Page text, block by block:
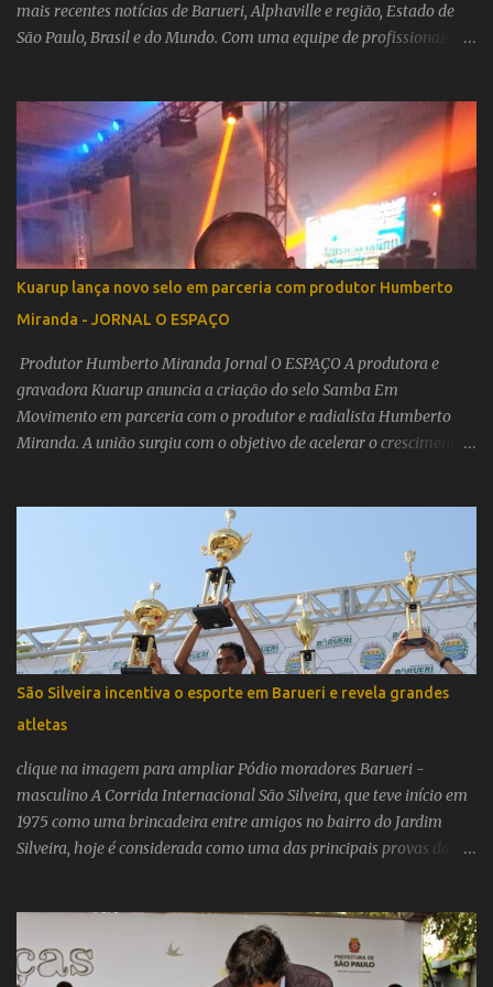
mais recentes notícias de Barueri, Alphaville e região, Estado de
São Paulo, Brasil e do Mundo. Com uma equipe de profissionais
por sua responsabilidade nas informações que transmite. Nosso
jornal é um veículo completo que aborda temas como política,
cultura, ciência, esportes, lazer, natureza e muito mais. Com
matérias exclusivas, colunistas renomados e páginas repletas de
novidades, o Jornal O ESPAÇO é o mais lido da região e está
sempre a serviço do Brasil. Nosso compromisso com o leitor é o
que nos torna um jornal verdadeiro e confiável. Todas as nossas
matérias são cuidadosamente apuradas e nossos colunistas
trazem opiniões embasadas e relevantes sobre os temas mais
importantes do momento. Além disso, nossa equipe editorial é
composta po...
Kuarup lança novo selo em parceria com produtor Humberto
Miranda - JORNAL O ESPAÇO
Produtor Humberto Miranda Jornal O ESPAÇO A produtora e
gravadora Kuarup anuncia a criação do selo Samba Em
Movimento em parceria com o produtor e radialista Humberto
Miranda. A união surgiu com o objetivo de acelerar o crescimento
importantes de artistas do samba, como Monarco, Cartola e
Adoniram Barbosa. Mas sempre está atenta às novidades da
música popular brasileira e a paixão pela música de qualidade,
com o intuito de realizar novos projetos e publicar álbuns e obras
esquecidas ou sem oportunidade de lançamento por várias razões.
O projeto nasce da iniciativa do produtor e radialista Humberto
Miranda, profissional respeitado em São Paulo e no Brasil, em
trazer músicas e álbuns de artistas novos e consagrados do samba
para o catálogo da Kuarup e para esse novo selo. Humberto, um
incansável pesquisador da música brasileira, foi responsável por
São Silveira incentiva o esporte em Barueri e revela grandes
atletas
clique na imagem para ampliar Pódio moradores Barueri -
masculino A Corrida Internacional São Silveira, que teve início em
1975 como uma brincadeira entre amigos no bairro do Jardim
Silveira, hoje é considerada como uma das principais provas da
de ponta; o que a elevou ao nível das grandes corridas
internacionais. E os atletas de Barueri que participaram dessa 36ª
edição, na categoria destinada a moradores da cidade, sempre